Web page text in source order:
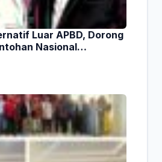
Luar APBD, Dorong
Nasional